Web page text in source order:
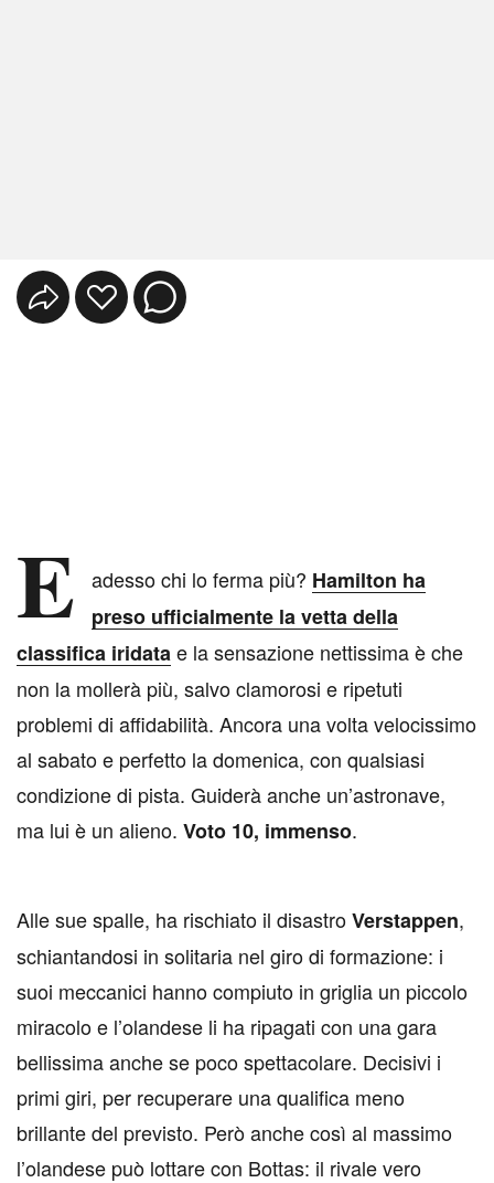
E adesso chi lo ferma più? Hamilton ha
preso ufficialmente la vetta della
classifica iridatae la sensazione nettissima è che
non la mollerà più, salvo clamorosi e ripetuti
problemi di affidabilità. Ancora una volta velocissimo
al sabato e perfetto la domenica, con qualsiasi
condizione di pista. Guiderà anche un’astronave,
ma lui è un alieno. Voto 10, immenso.
Alle sue spalle, ha rischiato il disastroVerstappen,
schiantandosi in solitaria nel giro di formazione: i
suoi meccanici hanno compiuto in griglia un piccolo
miracolo e l’olandese li ha ripagati con una gara
bellissima anche se poco spettacolare. Decisivi i
primi giri, per recuperare una qualifica meno
brillante del previsto. Però anche così al massimo
l’olandese può lottare con Bottas: il rivale vero